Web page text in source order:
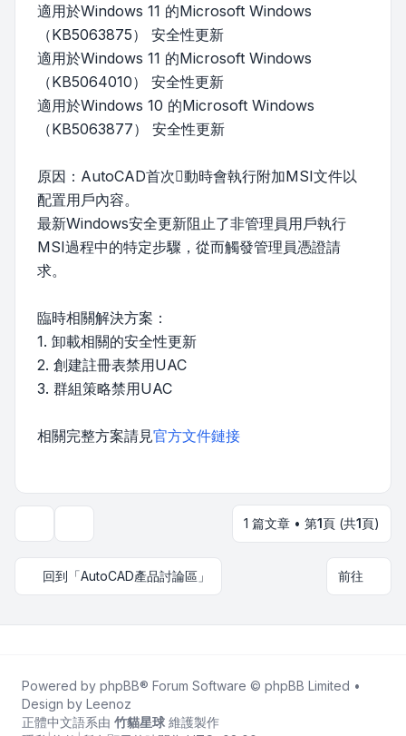
適用於Windows 11 的Microsoft Windows
（KB5063875） 安全性更新
適用於Windows 11 的Microsoft Windows
（KB5064010） 安全性更新
適用於Windows 10 的Microsoft Windows
（KB5063877） 安全性更新
原因：AutoCAD首次動時會執行附加MSI文件以
配置用戶內容。
最新Windows安全更新阻止了非管理員用戶執行
MSI過程中的特定步驟，從而觸發管理員憑證請
求。
臨時相關解決方案：
1. 卸載相關的安全性更新
2. 創建註冊表禁用UAC
3. 群組策略禁用UAC
相關完整方案請見官方文件鏈接
1 篇文章 • 第1頁 (共1頁)
回到「AutoCAD產品討論區」 前往
Powered by phpBB® Forum Software © phpBB Limited •
Design by Leenoz
正體中文語系由 竹貓星球 維護製作